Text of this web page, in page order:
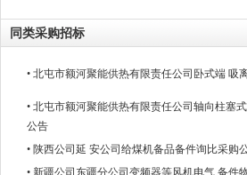
同类采购招标
• 北屯市额河聚能供热有限责任公司卧式端 吸
• 北屯市额河聚能供热有限责任公司轴向柱塞
公告
• 陕西公司延 安公司给煤机备品备件询比采购
• 新疆公司东疆分公司变频器等风机电气 备件